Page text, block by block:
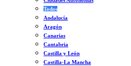
Todos
Andalucía
Aragón
Canarias
Cantabria
Castilla y León
Castilla-La Mancha